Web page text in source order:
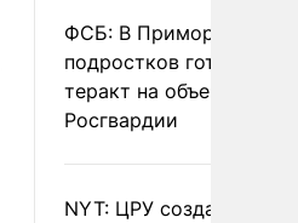
ФСБ: В Приморье трое
подростков готовили
теракт на объекте
Росгвардии
NYT: ЦРУ создало